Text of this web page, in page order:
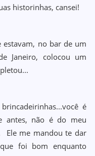
historinhas, cansei!
estavam, no bar de um
Janeiro, colocou um
é
antes, não é do meu
Ele me mandou te dar
foi bom enquanto